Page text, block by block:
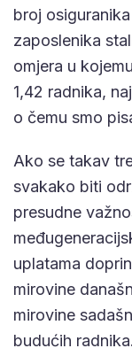
broj
zaposlenika
omjera u
1,42 radnika,
o čemu smo
Ako se takav
svakako biti
presudne
uplatama
mirovine
mirovine
budućih